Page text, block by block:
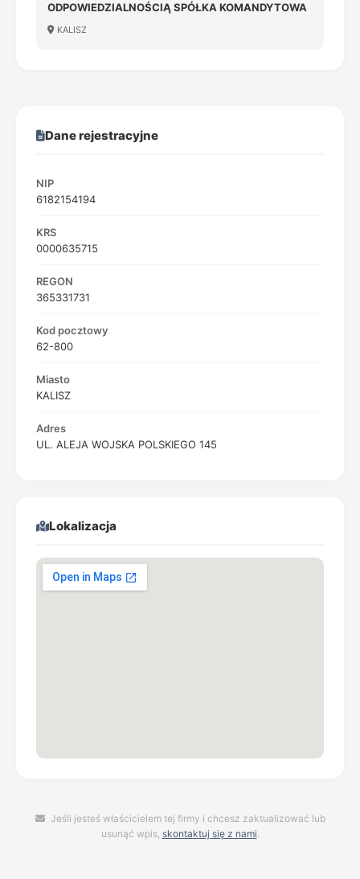
ODPOWIEDZIALNOŚCIĄ SPÓŁKA KOMANDYTOWA
KALISZ
Dane rejestracyjne
NIP
6182154194
KRS
0000635715
REGON
365331731
Kod pocztowy
62-800
Miasto
KALISZ
Adres
UL. ALEJA WOJSKA POLSKIEGO 145
Lokalizacja
Jeśli jesteś właścicielem tej firmy i chcesz zaktualizować lub
usunąć wpis, skontaktuj się z nami.